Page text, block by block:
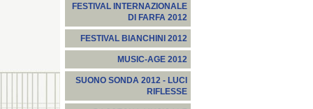
FESTIVAL INTERNAZIONALE
DI FARFA 2012
FESTIVAL BIANCHINI 2012
MUSIC-AGE 2012
SUONO SONDA 2012 - LUCI
RIFLESSE